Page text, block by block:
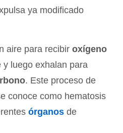
ya modificado
aire para recibir oxígeno
luego exhalan para
. Este proceso de
conoce como hematosis
órganos de